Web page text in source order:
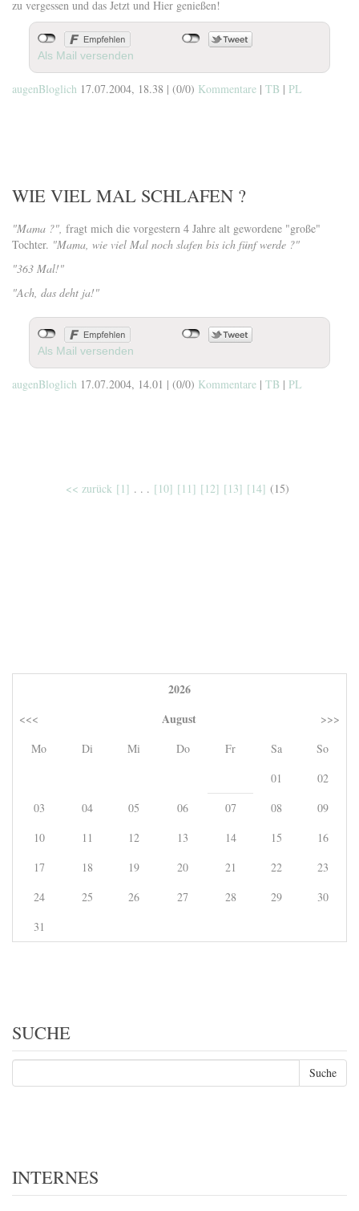
zu vergessen und das Jetzt und Hier genießen!
Als Mail versenden
augenBloglich 17.07.2004, 18.38 | (0/0) Kommentare | TB | PL
WIE VIEL MAL SCHLAFEN ?
"Mama ?", fragt mich die vorgestern 4 Jahre alt gewordene "große"
Tochter. "Mama, wie viel Mal noch slafen bis ich fünf werde ?"
"363 Mal!"
"Ach, das deht ja!"
Als Mail versenden
augenBloglich 17.07.2004, 14.01 | (0/0) Kommentare | TB | PL
<< zurück [1] . . . [10] [11] [12] [13] [14] (15)
2026
<<< August
>>>
Mo
Di Mi Do Fr Sa
So
01
02
03
04 05 06 07 08
09
10
11 12 13 14 15
16
17
18 19 20 21 22
23
24
25 26 27 28 29
30
31
SUCHE
INTERNES